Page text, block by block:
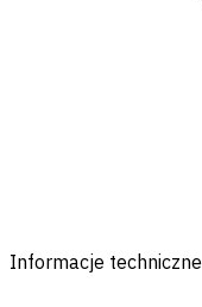
Informacje techniczne